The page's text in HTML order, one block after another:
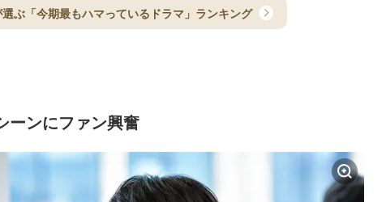
選ぶ「今期最もハマっているドラマ」ランキング
ーンにファン興奮